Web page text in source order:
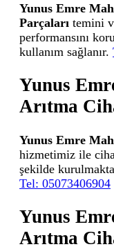
Yunus Emre
Parçaları temini
performansını
kullanım sağlanır.
Yunus
Arıtma
Yunus Emre
hizmetimiz ile
şekilde
Tel: 05073406904
Yunus
Arıtma